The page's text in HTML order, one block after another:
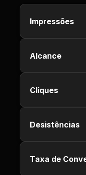
Impressões
Alcance
Cliques
Desistências
Taxa de